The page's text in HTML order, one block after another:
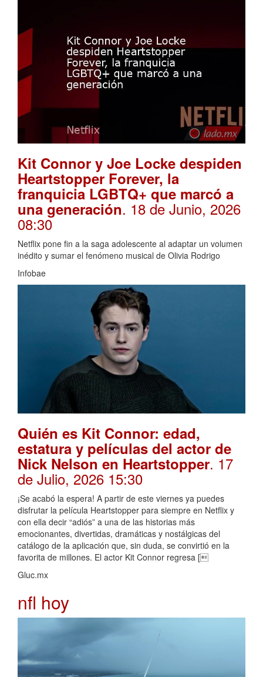
Kit Connor y Joe Locke despiden
Heartstopper Forever, la
franquicia LGBTQ+ que marcó a
una generación. 18 de Junio, 2026
08:30
Netflix pone fin a la saga adolescente al adaptar un volumen
inédito y sumar el fenómeno musical de Olivia Rodrigo
Infobae
Quién es Kit Connor: edad,
estatura y películas del actor de
Nick Nelson en Heartstopper. 17
de Julio, 2026 15:30
¡Se acabó la espera! A partir de este viernes ya puedes
disfrutar la película Heartstopper para siempre en Netflix y
con ella decir “adiós” a una de las historias más
emocionantes, divertidas, dramáticas y nostálgicas del
catálogo de la aplicación que, sin duda, se convirtió en la
favorita de millones. El actor Kit Connor regresa [
Gluc.mx
nfl hoy